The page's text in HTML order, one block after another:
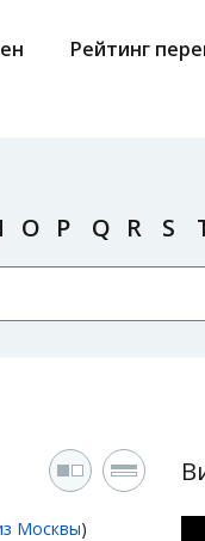
Рейтинг
O P Q R S
Москвы)